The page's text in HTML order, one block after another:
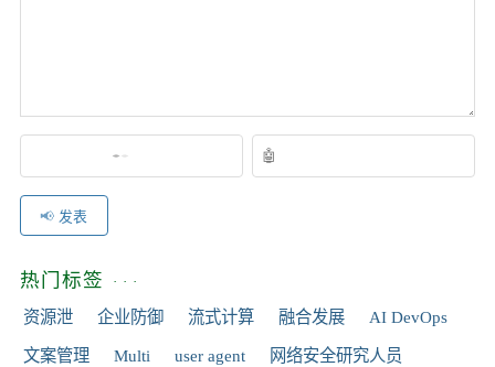
发表
热门标签
资源泄 企业防御 流式计算 融合发展 AI DevOps
文案管理 Multi user agent 网络安全研究人员